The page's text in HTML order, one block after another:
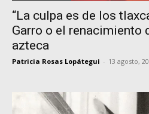
“La culpa es de los
Garro o el renacimiento
azteca
Patricia Rosas Lopátegui 13 agosto,